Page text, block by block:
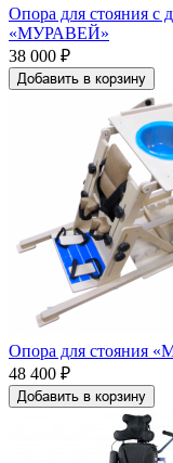
Опора для стояния с
«МУРАВЕЙ»
38 000 ₽
Добавить в корзину
Опора для стояния
48 400 ₽
Добавить в корзину